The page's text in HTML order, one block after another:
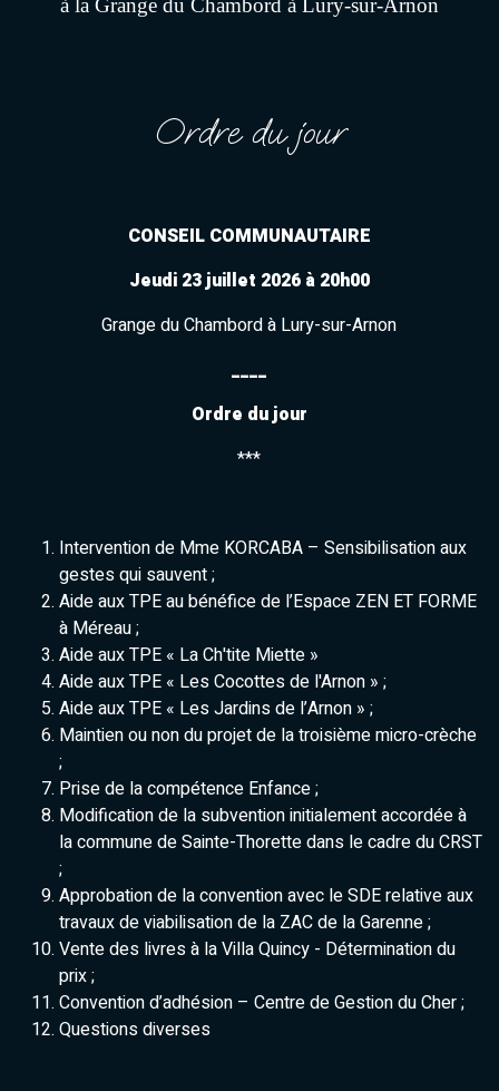
à la Grange du Chambord à Lury-sur-Arnon
Ordre du jour
CONSEIL COMMUNAUTAIRE
Jeudi 23 juillet 2026 à 20h00
Grange du Chambord à Lury-sur-Arnon
____
Ordre du jour
***
Intervention de Mme KORCABA – Sensibilisation aux
gestes qui sauvent ;
Aide aux TPE au bénéfice de l’Espace ZEN ET FORME
à Méreau ;
Aide aux TPE « La Ch'tite Miette »
Aide aux TPE « Les Cocottes de l'Arnon » ;
Aide aux TPE « Les Jardins de l’Arnon » ;
Maintien ou non du projet de la troisième micro-crèche
;
Prise de la compétence Enfance ;
Modification de la subvention initialement accordée à
la commune de Sainte-Thorette dans le cadre du CRST
;
Approbation de la convention avec le SDE relative aux
travaux de viabilisation de la ZAC de la Garenne ;
Vente des livres à la Villa Quincy - Détermination du
prix ;
Convention d’adhésion – Centre de Gestion du Cher ;
Questions diverses